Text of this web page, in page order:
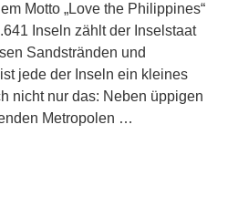
Motto „Love the Philippines“
Inseln zählt der Inselstaat
Sandstränden und
jede der Inseln ein kleines
nicht nur das: Neben üppigen
Metropolen …